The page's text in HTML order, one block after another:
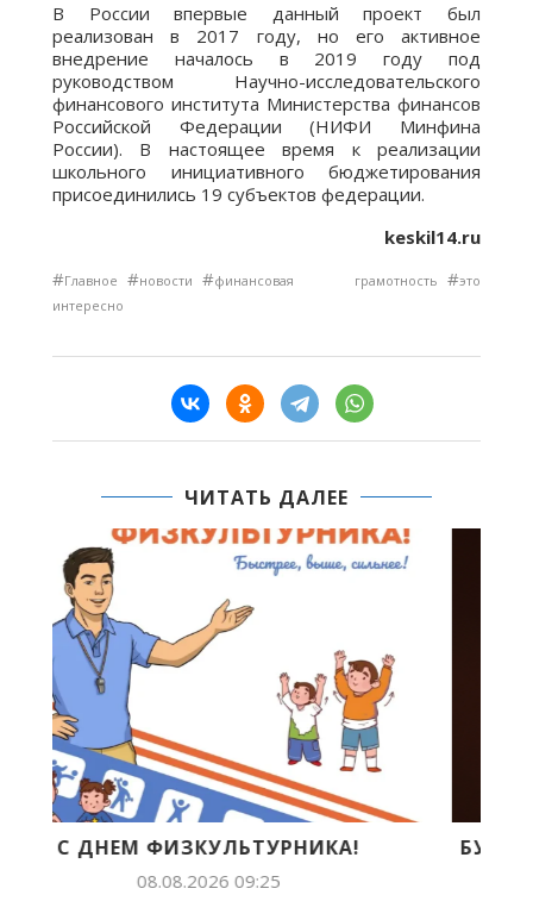
В России впервые данный проект был
реализован в 2017 году, но его активное
внедрение началось в 2019 году под
руководством Научно-исследовательского
финансового института Министерства финансов
Российской Федерации (НИФИ Минфина
России). В настоящее время к реализации
школьного инициативного бюджетирования
присоединились 19 субъектов федерации.
keskil14.ru
#Главное #новости #финансовая грамотность #это
интересно
ЧИТАТЬ ДАЛЕЕ
БУДУЩЕЕ ЯКУТИИ В ЛИЦАХ: ЛИЛИАНА
ПОПОВА ПОКОРЯЕТ...